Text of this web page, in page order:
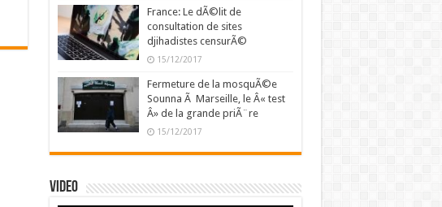
France: Le dÃ©lit de
consultation de sites
djihadistes censurÃ©
15/12/2017
Fermeture de la mosquÃ©e
Sounna Ã Marseille, le Â« test
Â» de la grande priÃ¨re
15/12/2017
Video